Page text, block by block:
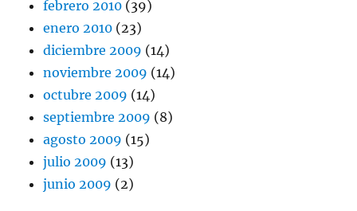
febrero 2010 (39)
enero 2010 (23)
diciembre 2009 (14)
noviembre 2009 (14)
octubre 2009 (14)
septiembre 2009 (8)
agosto 2009 (15)
julio 2009 (13)
junio 2009 (2)